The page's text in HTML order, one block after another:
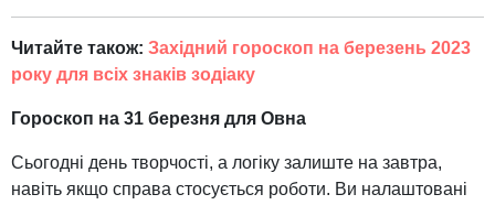
Читайте також: Західний гороскоп на березень 2023
року для всіх знаків зодіаку
Гороскоп на 31 березня для Овна
Сьогодні день творчості, а логіку залиште на завтра,
навіть якщо справа стосується роботи. Ви налаштовані